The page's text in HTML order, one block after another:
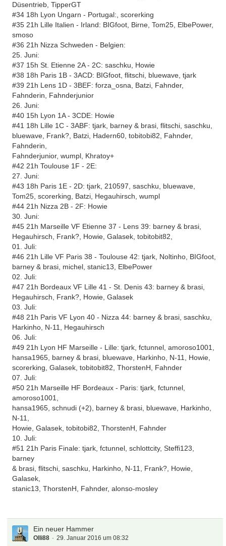
Düsentrieb, TipperGT
#34 18h Lyon Ungarn - Portugal:, scorerking
#35 21h Lille Italien - Irland: BIGfoot, Birne, Tom25, ElbePower,
smoso
#36 21h Nizza Schweden - Belgien:
25. Juni:
#37 15h St. Etienne 2A - 2C: saschku, Howie
#38 18h Paris 1B - 3ACD: BIGfoot, flitschi, bluewave, tjark
#39 21h Lens 1D - 3BEF: forza_osna, Batzi, Fahnder,
Fahnderin, Fahnderjunior
26. Juni:
#40 15h Lyon 1A - 3CDE: Howie
#41 18h Lille 1C - 3ABF: tjark, barney & brasi, flitschi, saschku,
bluewave, Frank?, Batzi, Hadern60, tobitobi82, Fahnder,
Fahnderin,
Fahnderjunior, wumpl, Khratoy+
#42 21h Toulouse 1F - 2E:
27. Juni:
#43 18h Paris 1E - 2D: tjark, 210597, saschku, bluewave,
Tom25, scorerking, Batzi, Hegauhirsch, wumpl
#44 21h Nizza 2B - 2F: Howie
30. Juni:
#45 21h Marseille VF Etienne 37 - Lens 39: barney & brasi,
Hegauhirsch, Frank?, Howie, Galasek, tobitobit82,
01. Juli:
#46 21h Lille VF Paris 38 - Toulouse 42: tjark, Noltinho, BIGfoot,
barney & brasi, michel, stanic13, ElbePower
02. Juli:
#47 21h Bordeaux VF Lille 41 - St. Denis 43: barney & brasi,
Hegauhirsch, Frank?, Howie, Galasek
03. Juli:
#48 21h Paris VF Lyon 40 - Nizza 44: barney & brasi, saschku,
Harkinho, N-11, Hegauhirsch
06. Juli:
#49 21h Lyon HF Marseille - Lille: tjark, fctunnel, amoroso1001,
hansa1965, barney & brasi, bluewave, Harkinho, N-11, Howie,
scorerking, Galasek, tobitobit82, ThorstenH, Fahnder
07. Juli:
#50 21h Marseille HF Bordeaux - Paris: tjark, fctunnel,
amoroso1001,
hansa1965, schnudi (+2), barney & brasi, bluewave, Harkinho,
N-11,
Howie, Galasek, tobitobi82, ThorstenH, Fahnder
10. Juli:
#51 21h Paris Finale: tjark, fctunnel, schlottcity, Steffi123,
barney
& brasi, flitschi, saschku, Harkinho, N-11, Frank?, Howie,
Galasek,
stanic13, ThorstenH, Fahnder, alonso-mosley
Ein neuer Hammer
Olli88 29. Januar 2016 um 08:32